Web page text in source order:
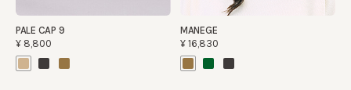
PALE CAP 9
¥8,800
MANEGE
¥16,830